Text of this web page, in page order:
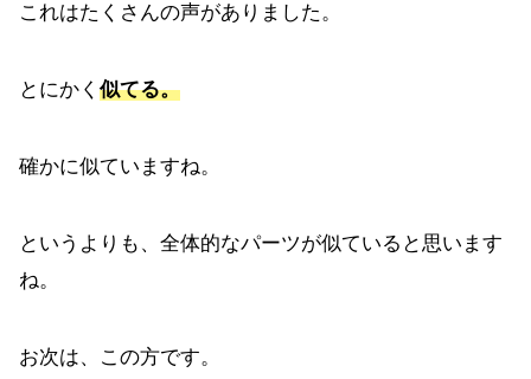
これはたくさんの声がありました。
とにかく 似てる。
確かに似ていますね。
というよりも、全体的なパーツが似ていると思います
ね。
お次は、この方です。